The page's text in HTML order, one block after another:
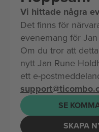
Vi hittade några
Det finns för
evenemang för
Om du tror att
nytt Jan Rune
ett e-
SE
SKAPA